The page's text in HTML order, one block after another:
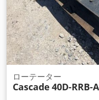
ローテーター
Cascade 40D-RRB-